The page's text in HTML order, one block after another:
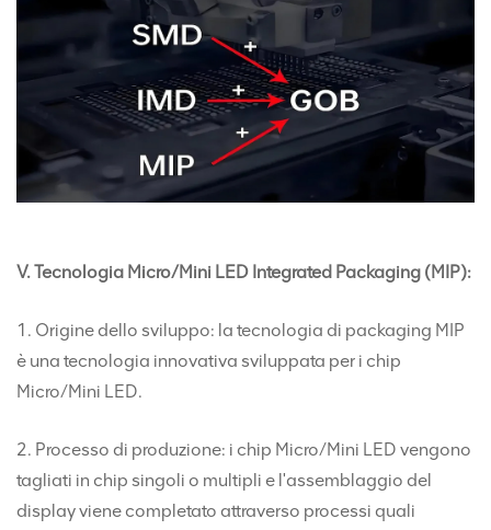
V. Tecnologia Micro/Mini LED Integrated Packaging (MIP):
1. Origine dello sviluppo: la tecnologia di packaging MIP
è una tecnologia innovativa sviluppata per i chip
Micro/Mini LED.
2. Processo di produzione: i chip Micro/Mini LED vengono
tagliati in chip singoli o multipli e l'assemblaggio del
display viene completato attraverso processi quali